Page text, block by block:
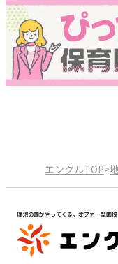
エンクルTOP>
理想の園がやってくる。オファー型園